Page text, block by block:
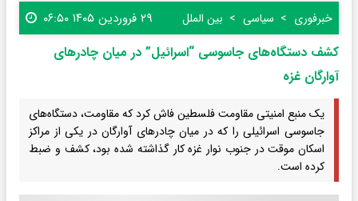
خبرفوری سیاسی بین الملل ۲۹ فروردین ۱۴۰۵ ۰۶:۵۰
کشف دستگاه‌های جاسوسی “اسرائیل” در میان چادرهای
آوارگان غزه
یک منبع امنیتی مقاومت فلسطین فاش کرد که مقاومت، دستگاه‌های
جاسوسی اسرائیلی را که در میان چادرهای آوارگان در یکی از مراکز
اسکان موقت در جنوب نوار غزه کار گذاشته شده بود، کشف و ضبط
کرده است.